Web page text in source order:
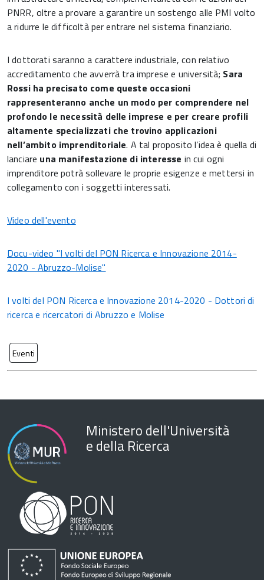
PNRR, oltre a provare a garantire un sostengo alle PMI volto
a ridurre le difficoltà per entrare nel sistema finanziario.
I dottorati saranno a carattere industriale, con relativo
accreditamento che avverrà tra imprese e università; Sara
Rossi ha precisato come queste occasioni
rappresenteranno anche un modo per comprendere nel
profondo le necessità delle imprese e per creare profili
altamente specializzati che trovino applicazioni
nell’ambito imprenditoriale. A tal proposito l’idea è quella di
lanciare una manifestazione di interesse in cui ogni
imprenditore potrà sollevare le proprie esigenze e mettersi in
collegamento con i soggetti interessati.
Video dell'evento
Docu-video "I volti del PON Ricerca e Innovazione 2014-
2020 - Abruzzo-Molise"
I volti del PON Ricerca e Innovazione 2014-2020 - Dottori di
ricerca e ricercatori di Abruzzo e Molise
Eventi
Ministero dell'Università
e della Ricerca